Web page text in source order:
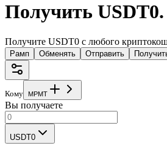
Получить USDT0.
Получите USDT0 с любого
Рамп Обменять Отправить
Кому MPMT
Вы получаете
USDT0